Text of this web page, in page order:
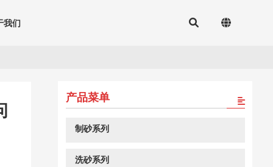
我们
产品菜单
制砂系列
洗砂系列